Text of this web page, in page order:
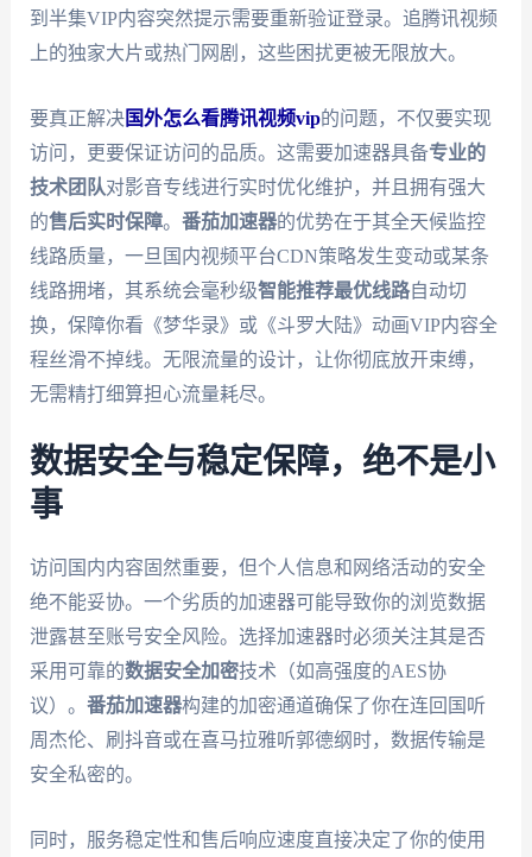
到半集VIP内容突然提示需要重新验证登录。追腾讯视频
上的独家大片或热门网剧，这些困扰更被无限放大。
要真正解决国外怎么看腾讯视频vip的问题，不仅要实现
访问，更要保证访问的品质。这需要加速器具备专业的
技术团队对影音专线进行实时优化维护，并且拥有强大
的售后实时保障。 番茄加速器的优势在于其全天候监控
线路质量，一旦国内视频平台CDN策略发生变动或某条
线路拥堵，其系统会毫秒级智能推荐最优线路自动切
换，保障你看《梦华录》或《斗罗大陆》动画VIP内容全
程丝滑不掉线。无限流量的设计，让你彻底放开束缚，
无需精打细算担心流量耗尽。
数据安全与稳定保障，绝不是小
事
访问国内内容固然重要，但个人信息和网络活动的安全
绝不能妥协。一个劣质的加速器可能导致你的浏览数据
泄露甚至账号安全风险。选择加速器时必须关注其是否
采用可靠的数据安全加密技术（如高强度的AES协
议）。 番茄加速器构建的加密通道确保了你在连回国听
周杰伦、刷抖音或在喜马拉雅听郭德纲时，数据传输是
安全私密的。
同时，服务稳定性和售后响应速度直接决定了你的使用